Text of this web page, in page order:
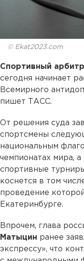
© Ekat2023.com
Спортивный
сегодня начинает
Всемирного
пишет ТАСС.
От решения суда
спортсмены
национальным
чемпионатах мира,
спортивные
коснется в том
проведение
Екатеринбурге.
Впрочем, глава
Матыцин ранее
экспрессу», что